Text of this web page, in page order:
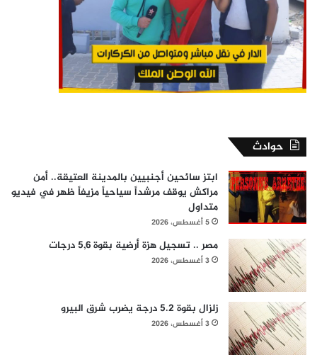
حوادث
ابتز سائحين أجنبيين بالمدينة العتيقة.. أمن
مراكش يوقف مرشداً سياحياً مزيفاً ظهر في فيديو
متداول
5 أغسطس، 2026
مصر .. تسجيل هزة أرضية بقوة 5,6 درجات
3 أغسطس، 2026
زلزال بقوة 5.2 درجة يضرب شرق البيرو
3 أغسطس، 2026